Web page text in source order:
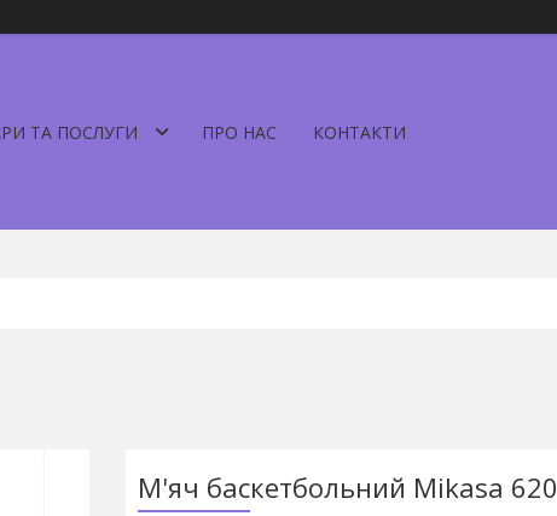
ТА ПОСЛУГИ ПРО НАС КОНТАКТИ
М'яч баскетбольний Mikasa 620